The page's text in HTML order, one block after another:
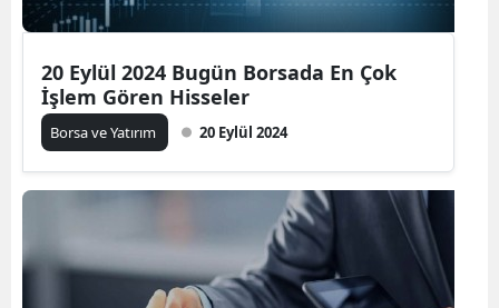
20 Eylül 2024 Bugün Borsada En Çok
İşlem Gören Hisseler
Borsa ve Yatırım 20 Eylül 2024